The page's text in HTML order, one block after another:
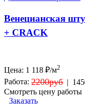
Венецианская
+ CRACK
Цена: 1 118 ₽/м2
Работа: 2200руб |
Смотреть цену работы
Заказать